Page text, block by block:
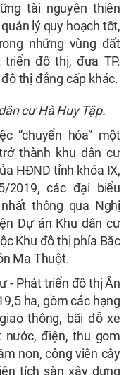
tài nguyên thiên
lý quy hoạch tốt,
những vùng đất
đô thị, đưa TP.
thị đẳng cấp khác.
cư Hà Huy Tập.
“chuyển hóa” một
thành khu dân cư
HĐND tỉnh khóa IX,
2019, các đại biểu
thông qua Nghị
Dự án Khu dân cư
Khu đô thị phía Bắc
Ma Thuột.
- Phát triển đô thị Ân
ha, gồm các hạng
thông, bãi đỗ xe
nước, điện, thu gom
non, công viên cây
tích sàn xây dựng